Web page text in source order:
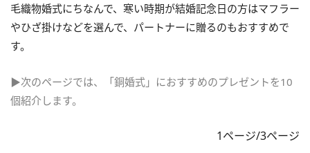
毛織物婚式にちなんで、寒い時期が結婚記念日の方はマフラー
やひざ掛けなどを選んで、パートナーに贈るのもおすすめで
す。
▶次のページでは、「銅婚式」におすすめのプレゼントを10
個紹介します。
1ページ/3ページ